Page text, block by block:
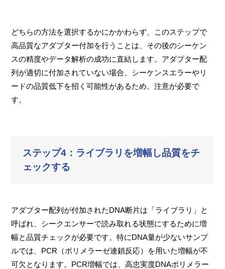
どちらの方法を選択するかにかかわらず、このステップで
高品質なアダプター付加を行うことは、その後のシーケン
スの精度やデータ解析の成功に直結します。アダプター配
列が適切に付加されていない場合、シーケンスエラーやリ
ードの品質低下を招く可能性があるため、注意が必要で
す。
ステップ4：ライブラリを増幅し品質をチ
ェックする
アダプター配列が付加されたDNA断片は「ライブラリ」と
呼ばれ、シークエンサーで読み取れる状態にするために増
幅と品質チェックが必要です。特にDNA量が少ないサンプ
ルでは、PCR（ポリメラーゼ連鎖反応）を用いた増幅が不
可欠となります。PCR増幅では、高忠実度DNAポリメラー